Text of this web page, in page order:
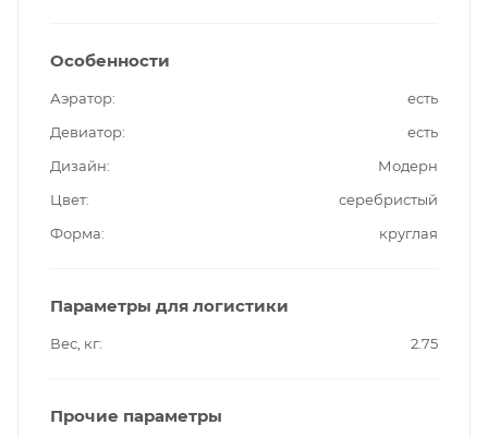
Особенности
Аэратор
есть
Девиатор
есть
Дизайн
Модерн
Цвет
серебристый
Форма
круглая
Параметры для логистики
Вес, кг 2.75
Прочие параметры